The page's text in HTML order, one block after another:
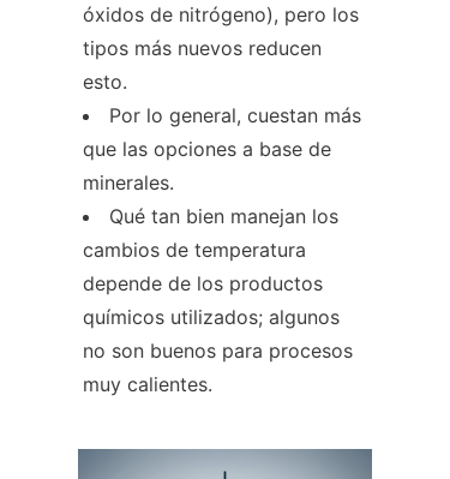
óxidos de nitrógeno), pero los
tipos más nuevos reducen
esto.
Por lo general, cuestan más
que las opciones a base de
minerales.
Qué tan bien manejan los
cambios de temperatura
depende de los productos
químicos utilizados; algunos
no son buenos para procesos
muy calientes.